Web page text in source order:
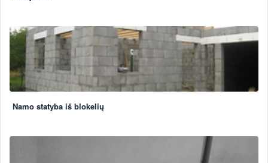
Namo statyba iš blokelių